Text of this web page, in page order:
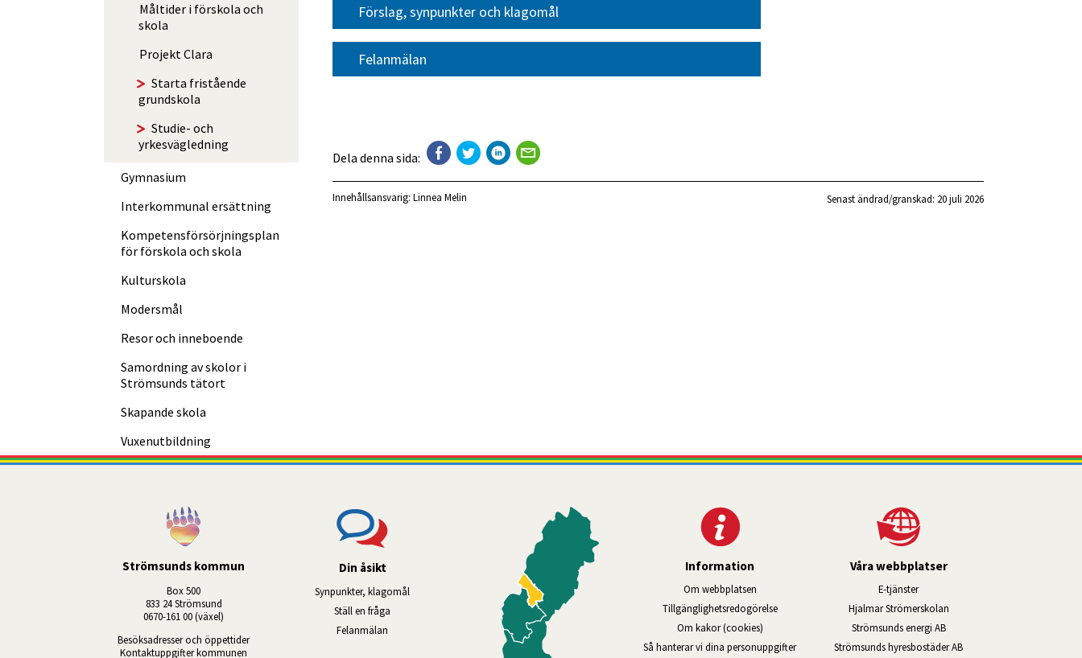
Förslag, synpunkter och klagomål
Felanmälan
Dela denna sida:
Innehållsansvarig: Linnea Melin Senast ändrad/granskad: 20 juli 2026
Måltider i förskola och
skola
Projekt Clara
Starta fristående
grundskola
Studie- och
yrkesvägledning
Gymnasium
Interkommunal ersättning
Kompetens­försörjningsplan
för förskola och skola
Kulturskola
Modersmål
Resor och inneboende
Samordning av skolor i
Strömsunds tätort
Skapande skola
Vuxen­utbildning
Strömsunds kommun
Box 500
833 24 Strömsund
0670-161 00 (växel)
Besöksadresser och öppettider
Kontaktuppgifter kommunen
Din åsikt
Synpunkter, klagomål
Ställ en fråga
Felanmälan
Information
Om webbplatsen
Tillgänglig­hets­redo­görelse
Om kakor (cookies)
Så hanterar vi dina personuppgifter
Våra webbplatser
E-tjänsterLänk till annan webbplats, öppnas i
Hjalmar StrömerskolanLänk till annan webbplats,
Strömsunds energi ABLänk till annan webbplats,
Strömsunds hyresbostäder ABLänk till annan webbplats,